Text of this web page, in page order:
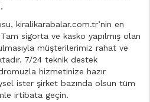
kiralikarabalar.com.tr’nin en
sigorta ve kasko yapılmış olan
müşterilerimiz rahat ve
7/24 teknik destek
hizmetinize hazır
ister şirket bazında olsun tüm
irtibata geçin.